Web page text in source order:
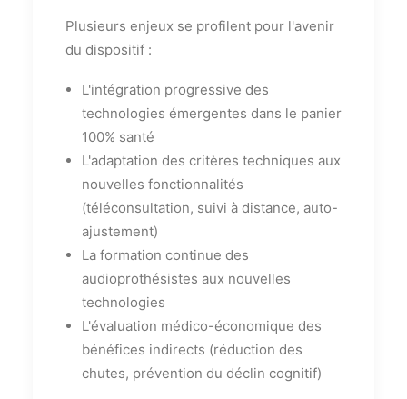
Plusieurs enjeux se profilent pour l'avenir
du dispositif :
L'intégration progressive des
technologies émergentes dans le panier
100% santé
L'adaptation des critères techniques aux
nouvelles fonctionnalités
(téléconsultation, suivi à distance, auto-
ajustement)
La formation continue des
audioprothésistes aux nouvelles
technologies
L'évaluation médico-économique des
bénéfices indirects (réduction des
chutes, prévention du déclin cognitif)